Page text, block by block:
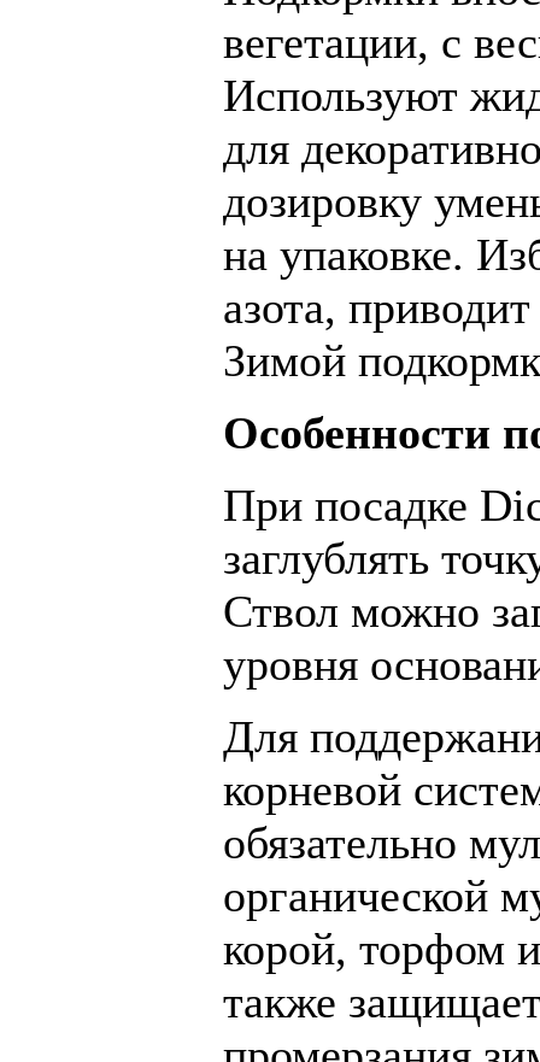
вегетации, с
Используют
для
дозировку
на упаковке.
азота,
Зимой
Особенности
При посадке
заглублять
Ствол можно
уровня
Для
корневой
обязательно
органической
корой, торфом
также